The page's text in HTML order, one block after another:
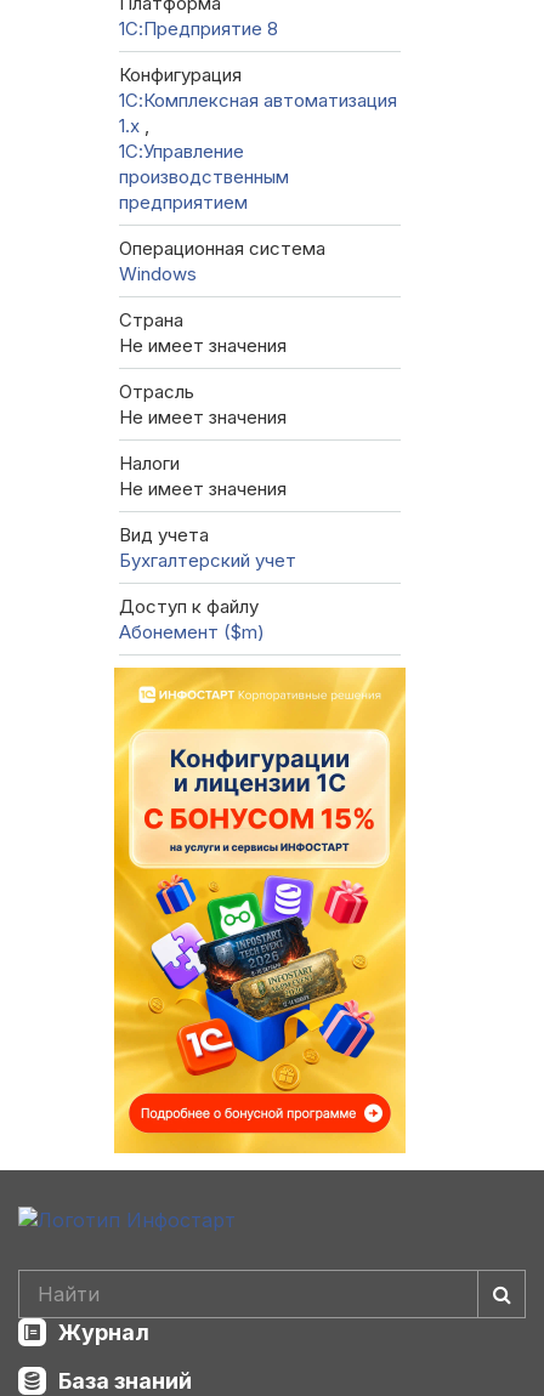
1С:Предприятие 8
Конфигурация
1С:Комплексная автоматизация
1.х ,
1С:Управление
производственным
предприятием
Операционная система
Windows
Страна
Не имеет значения
Отрасль
Не имеет значения
Налоги
Не имеет значения
Вид учета
Бухгалтерский учет
Доступ к файлу
Абонемент ($m)
Журнал
База знаний